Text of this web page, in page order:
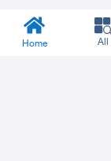
Home All